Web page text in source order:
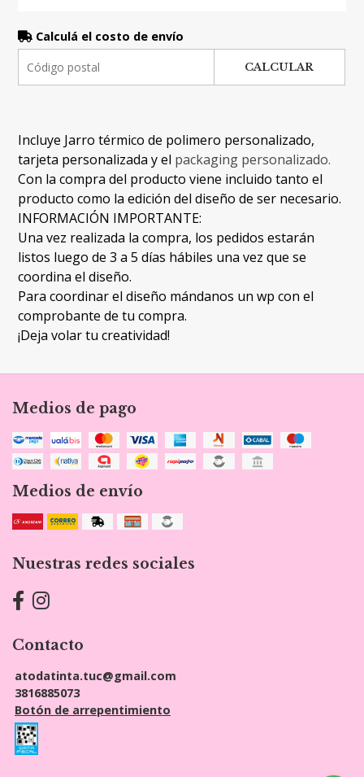
Calculá el costo de envío
CALCULAR
Incluye Jarro térmico de polimero personalizado,
tarjeta personalizada y el packaging personalizado.
Con la compra del producto viene incluido tanto el
producto como la edición del diseño de ser necesario.
INFORMACIÓN IMPORTANTE:
Una vez realizada la compra, los pedidos estarán
listos luego de 3 a 5 días hábiles una vez que se
coordina el diseño.
Para coordinar el diseño mándanos un wp con el
comprobante de tu compra.
¡Deja volar tu creatividad!
Medios de pago
Medios de envío
Nuestras redes sociales
Contacto
atodatinta.tuc@gmail.com
3816885073
Botón de arrepentimiento